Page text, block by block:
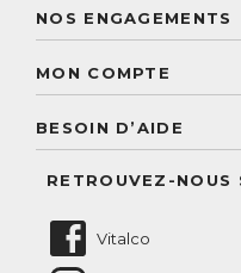
Laboratoire Landais
Découvrez le catalogue
Paiement sécurisé
Conseils personnalisés
NOS ENGAGEMENTS
Conseil personnalisé
MON COMPTE
BESOIN D’AIDE
RETROUVEZ-NOUS
Vitalco